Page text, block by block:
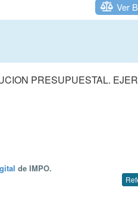
Ver
PRESUPUESTAL.
de IMPO.